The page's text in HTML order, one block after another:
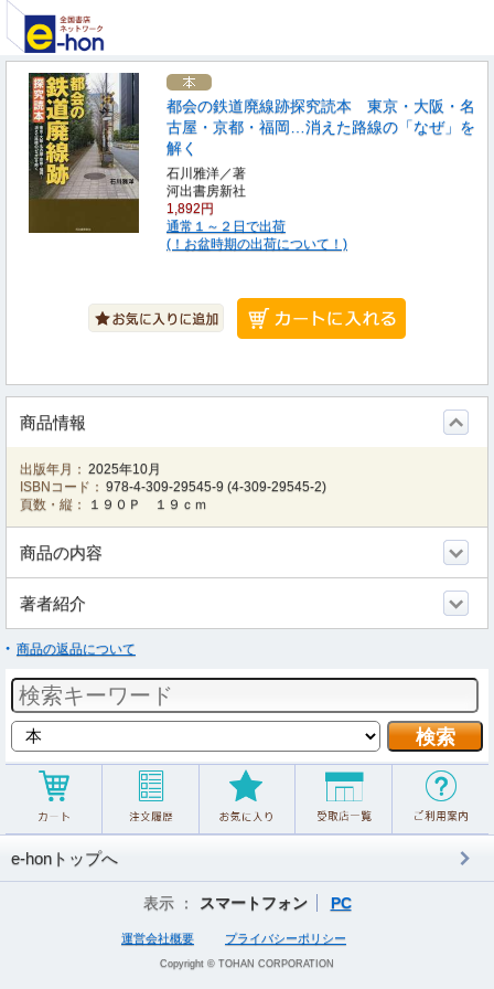
都会の鉄道廃線跡探究読本 東京・大阪・名
古屋・京都・福岡…消えた路線の「なぜ」を
解く
石川雅洋／著
河出書房新社
1,892円
通常１～２日で出荷
(！お盆時期の出荷について！)
商品情報
出版年月： 2025年10月
ISBNコード： 978-4-309-29545-9 (4-309-29545-2)
頁数・縦：
１９０Ｐ １９ｃｍ
商品の内容
著者紹介
商品の返品について
e-honトップへ
表示 ： スマートフォン PC
運営会社概要 プライバシーポリシー
Copyright © TOHAN CORPORATION